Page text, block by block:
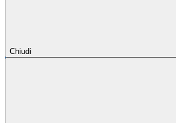
Chiudi